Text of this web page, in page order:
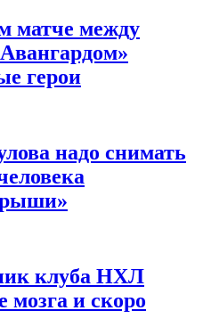
матче между
герои
надо снимать
клуба НХЛ
мозга и скоро